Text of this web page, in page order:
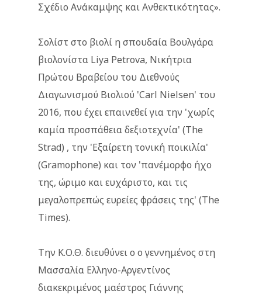
Σχέδιο Ανάκαμψης και Ανθεκτικότητας».
Σολίστ στο βιολί η σπουδαία Βουλγάρα
βιολονίστα Liya Petrova, Νικήτρια
Πρώτου Βραβείου του Διεθνούς
Διαγωνισμού Βιολιού 'Carl Nielsen' του
2016, που έχει επαινεθεί για την 'χωρίς
καμία προσπάθεια δεξιοτεχνία' (The
Strad) , την 'Εξαίρετη τονική ποικιλία'
(Gramophone) και τον 'πανέμορφο ήχο
της, ώριμο και ευχάριστο, και τις
μεγαλοπρεπώς ευρείες φράσεις της' (The
Times).
Την Κ.Ο.Θ. διευθύνει ο ο γεννημένος στη
Μασσαλία Ελληνο-Αργεντίνος
διακεκριμένος μαέστρος Γιάννης